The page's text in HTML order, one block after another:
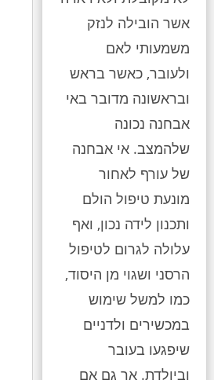
אשר הובילה לנזק
משמעותי לאם
ולעובר, כאשר בראש
ובראשונה מדובר באי
אבחנה נכונה
שלהמצב. אי אבחנה
של עורף לאחור
מונעת טיפול הולם
ותכנון לידה נכון, ואף
עלולה לגרום לטיפול
הרסני ושגוי מן היסוד,
כמו למשל שימוש
במכשירים ולדניים
שיפגעו בעובר
וביולדת. אך גם אם